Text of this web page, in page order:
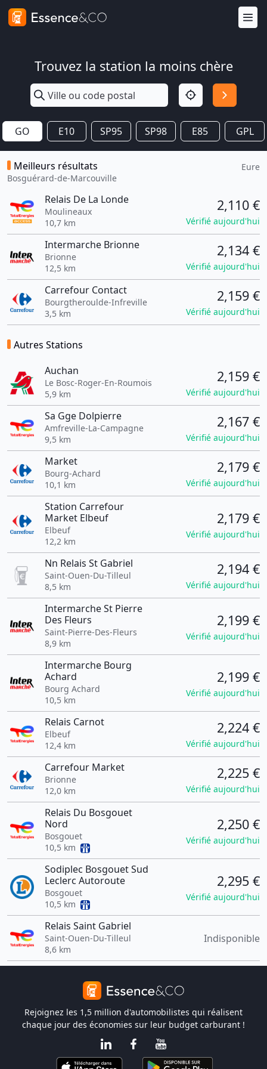
Trouvez la station la moins chère
GO E10 SP95 SP98 E85 GPL
Meilleurs résultats
Bosguérard-de-Marcouville
Eure
Relais De La Londe
Moulineaux
10,7 km
2,110 €
Vérifié aujourd'hui
Intermarche Brionne
Brionne
12,5 km
2,134 €
Vérifié aujourd'hui
Carrefour Contact
Bourgtheroulde-Infreville
3,5 km
2,159 €
Vérifié aujourd'hui
Autres Stations
Auchan
Le Bosc-Roger-En-Roumois
5,9 km
2,159 €
Vérifié aujourd'hui
Sa Gge Dolpierre
Amfreville-La-Campagne
9,5 km
2,167 €
Vérifié aujourd'hui
Market
Bourg-Achard
10,1 km
2,179 €
Vérifié aujourd'hui
Station Carrefour
Market Elbeuf
Elbeuf
12,2 km
2,179 €
Vérifié aujourd'hui
Nn Relais St Gabriel
Saint-Ouen-Du-Tilleul
8,5 km
2,194 €
Vérifié aujourd'hui
Intermarche St Pierre
Des Fleurs
Saint-Pierre-Des-Fleurs
8,9 km
2,199 €
Vérifié aujourd'hui
Intermarche Bourg
Achard
Bourg Achard
10,5 km
2,199 €
Vérifié aujourd'hui
Relais Carnot
Elbeuf
12,4 km
2,224 €
Vérifié aujourd'hui
Carrefour Market
Brionne
12,0 km
2,225 €
Vérifié aujourd'hui
Relais Du Bosgouet
Nord
Bosgouet
10,5 km
2,250 €
Vérifié aujourd'hui
Sodiplec Bosgouet Sud
Leclerc Autoroute
Bosgouet
10,5 km
2,295 €
Vérifié aujourd'hui
Relais Saint Gabriel
Saint-Ouen-Du-Tilleul
8,6 km
Indisponible
Rejoignez les 1,5 million d'automobilistes qui réalisent
chaque jour des économies sur leur budget carburant !